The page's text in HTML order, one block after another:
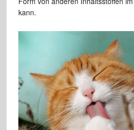
kann.